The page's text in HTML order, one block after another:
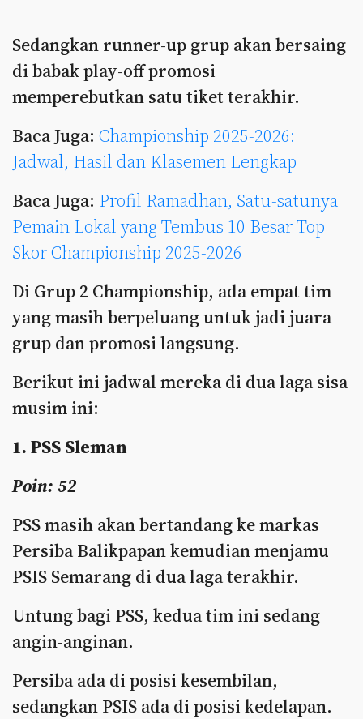
Sedangkan runner-up grup akan bersaing
di babak play-off promosi
memperebutkan satu tiket terakhir.
Baca Juga: Championship 2025-2026:
Jadwal, Hasil dan Klasemen Lengkap
Baca Juga: Profil Ramadhan, Satu-satunya
Pemain Lokal yang Tembus 10 Besar Top
Skor Championship 2025-2026
Di Grup 2 Championship, ada empat tim
yang masih berpeluang untuk jadi juara
grup dan promosi langsung.
Berikut ini jadwal mereka di dua laga sisa
musim ini:
1. PSS Sleman
Poin: 52
PSS masih akan bertandang ke markas
Persiba Balikpapan kemudian menjamu
PSIS Semarang di dua laga terakhir.
Untung bagi PSS, kedua tim ini sedang
angin-anginan.
Persiba ada di posisi kesembilan,
sedangkan PSIS ada di posisi kedelapan.